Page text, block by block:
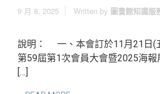
9 月 8, 2025 Written by 圖書館知識服
說明： 一、本會訂於11月21日(
第59屆第1次會員大會暨2025海
[…]